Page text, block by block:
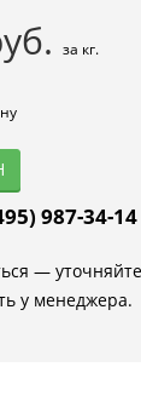
за кг.
987-34-14
— уточняйте
у менеджера.